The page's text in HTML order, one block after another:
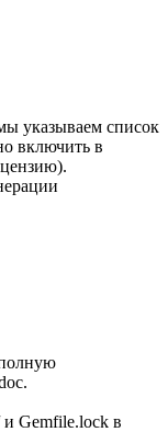
указываем список
включить в
и Gemfile.lock в